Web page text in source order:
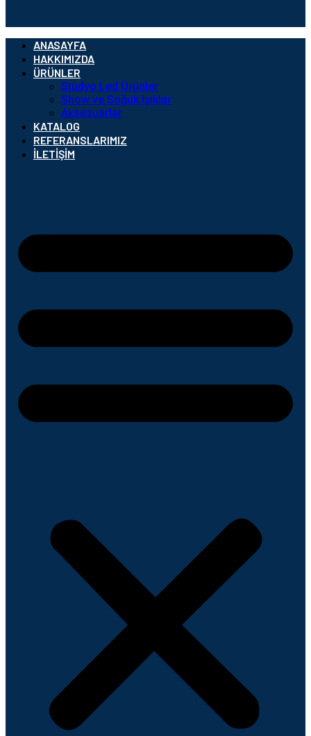
ANASAYFA
HAKKIMIZDA
ÜRÜNLER
Stüdyo Led Ürünler
Show ve Soğuk Işıklar
Aksesuarlar
KATALOG
REFERANSLARIMIZ
İLETIŞIM